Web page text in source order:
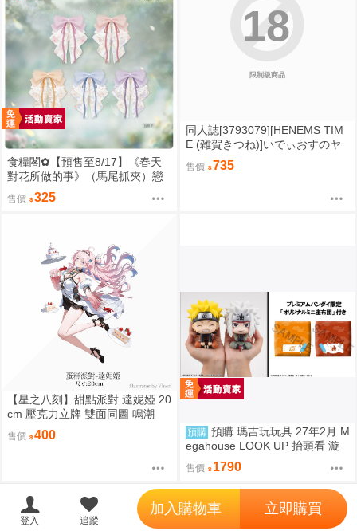
食糧閣✿【預售至8/17】《春天
對花所做的事》（馬尾抓夾）戀
與深空／沈星回／祁煜／黎深／
秦徹／夏以晝／疊紙
售價 325
限制級商品
18
同人誌[3793079][HENEMS TIM
E (雑賀きつね)]いでぃおすのヤ
リ部屋 (彩虹社)
售價 735
【星之八刻】甜點派對 達妮婭 20
cm 壓克力立牌 雙面同圖 鳴潮
【FF47場前預購】{宅即門}
售價 400 預購 預購 瑪吉玩玩具 27年2月 M
egahouse LOOK UP 抬頭看 漩
渦鳴人 自來也 0813
售價 1790
登入 追蹤
加入購物車 立即購買